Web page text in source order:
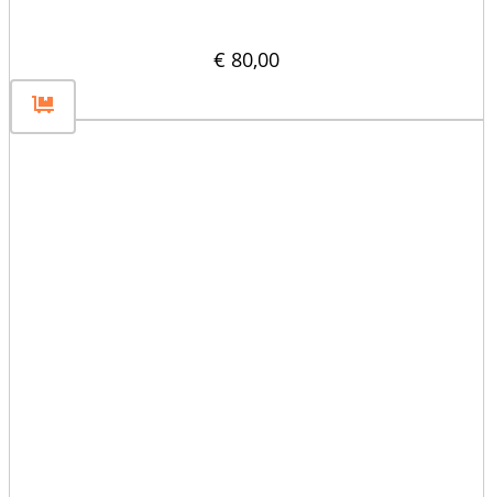
€ 80,00